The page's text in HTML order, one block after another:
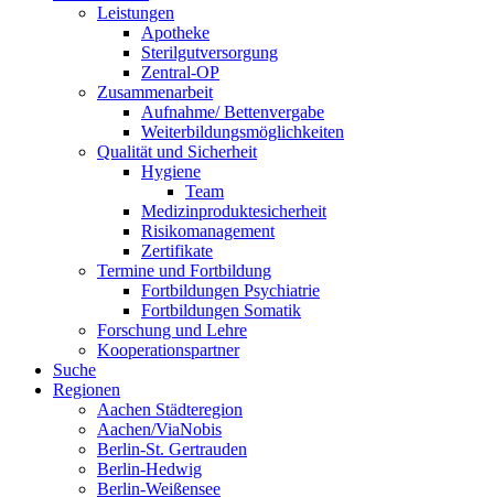
Leistungen
Apotheke
Sterilgutversorgung
Zentral-OP
Zusammenarbeit
Aufnahme/ Bettenvergabe
Weiterbildungsmöglichkeiten
Qualität und Sicherheit
Hygiene
Team
Medizinproduktesicherheit
Risikomanagement
Zertifikate
Termine und Fortbildung
Fortbildungen Psychiatrie
Fortbildungen Somatik
Forschung und Lehre
Kooperationspartner
Suche
Regionen
Aachen Städteregion
Aachen/ViaNobis
Berlin-St. Gertrauden
Berlin-Hedwig
Berlin-Weißensee